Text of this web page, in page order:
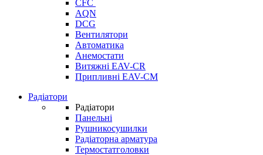
CFC
AQN
DCG
Вентилятори
Автоматика
Анемостати
Витяжні EAV-CR
Припливні EAV-CM
Радіатори
Радіатори
Панельні
Рушникосушилки
Радіаторна арматура
Термостатголовки